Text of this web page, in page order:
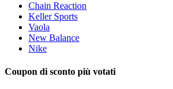
Chain Reaction
Keller Sports
Vaola
New Balance
Nike
Coupon di sconto più votati